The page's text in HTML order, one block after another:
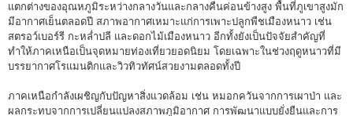
แตกต่างของอุณหภูมิระหว่างกลางวันและกลางคืนค่อนข้างสูง พื้นที่ภูเขาสูงมัก
มีอากาศเย็นตลอดปี สภาพอากาศเหมาะแก่การเพาะปลูกพืชเมืองหนาว เช่น
สตรอว์เบอร์รี กะหล่ำปลี และดอกไม้เมืองหนาว อีกทั้งยังเป็นปัจจัยสำคัญที่
ทำให้ภาคเหนือเป็นจุดหมายท่องเที่ยวยอดนิยม โดยเฉพาะในช่วงฤดูหนาวที่มี
บรรยากาศโรแมนติกและวิวทิวทัศน์สวยงามตลอดทั้งปี
ภาคเหนือกำลังเผชิญกับปัญหาสิ่งแวดล้อม เช่น หมอกควันจากการเผาป่า และ
ผลกระทบจากการเปลี่ยนแปลงสภาพภูมิอากาศ การพัฒนาแบบยั่งยืนและการ